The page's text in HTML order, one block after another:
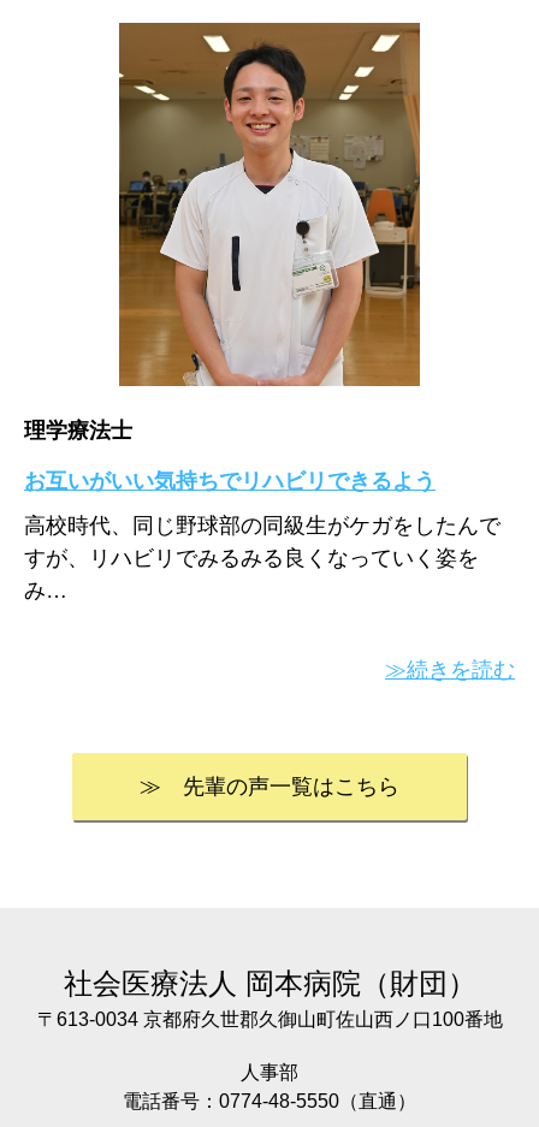
理学療法士
お互いがいい気持ちでリハビリできるよう
高校時代、同じ野球部の同級生がケガをしたんで
すが、リハビリでみるみる良くなっていく姿を
み…
≫続きを読む
≫ 先輩の声一覧はこちら
社会医療法人 岡本病院（財団）
〒613-0034 京都府久世郡久御山町佐山西ノ口100番地
人事部
電話番号：0774-48-5550（直通）